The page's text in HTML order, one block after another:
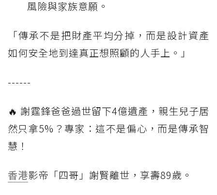
風險與家族意願。
「傳承不是把財產平均分掉，而是設計資產
如何安全地到達真正想照顧的人手上。」
------
🔥 謝霆鋒爸爸過世留下4億遺產，親生兒子居
然只拿5%？專家：這不是偏心，而是傳承智
慧！
香港影帝「四哥」謝賢離世，享壽89歲。